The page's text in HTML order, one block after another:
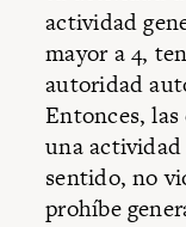
actividad
mayor a 4,
autoridad
Entonces, las
una actividad
sentido, no
prohíbe